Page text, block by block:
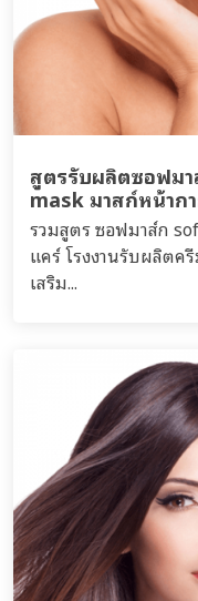
สูตรรับผลิตซอฟม
mask มาสก์หน้าก
รวมสูตร ซอฟมาส์ก
แคร์ โรงงานรับผลิตครี
เสริม...